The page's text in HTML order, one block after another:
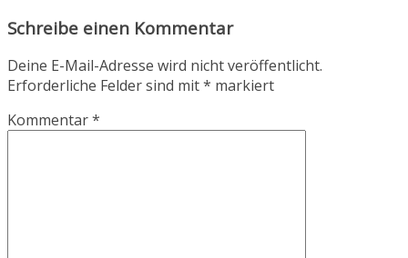
Schreibe einen Kommentar
Deine E-Mail-Adresse wird nicht veröffentlicht.
Erforderliche Felder sind mit* markiert
Kommentar*